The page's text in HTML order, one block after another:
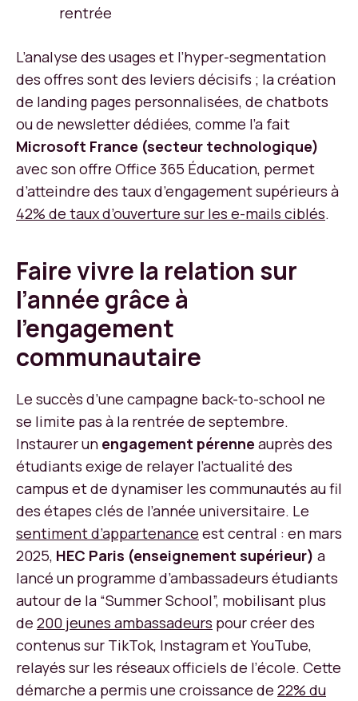
rentrée
L’analyse des usages et l’hyper-segmentation
des offres sont des leviers décisifs ; la création
de landing pages personnalisées, de chatbots
ou de newsletter dédiées, comme l’a fait
Microsoft France (secteur technologique)
avec son offre Office 365 Éducation, permet
d’atteindre des taux d’engagement supérieurs à
42% de taux d’ouverture sur les e-mails ciblés.
Faire vivre la relation sur
l’année grâce à
l’engagement
communautaire
Le succès d’une campagne back-to-school ne
se limite pas à la rentrée de septembre.
Instaurer un engagement pérenne auprès des
étudiants exige de relayer l’actualité des
campus et de dynamiser les communautés au fil
des étapes clés de l’année universitaire. Le
sentiment d’appartenance est central : en mars
2025, HEC Paris (enseignement supérieur) a
lancé un programme d’ambassadeurs étudiants
autour de la “Summer School”, mobilisant plus
de 200 jeunes ambassadeurs pour créer des
contenus sur TikTok, Instagram et YouTube,
relayés sur les réseaux officiels de l’école. Cette
démarche a permis une croissance de 22% du